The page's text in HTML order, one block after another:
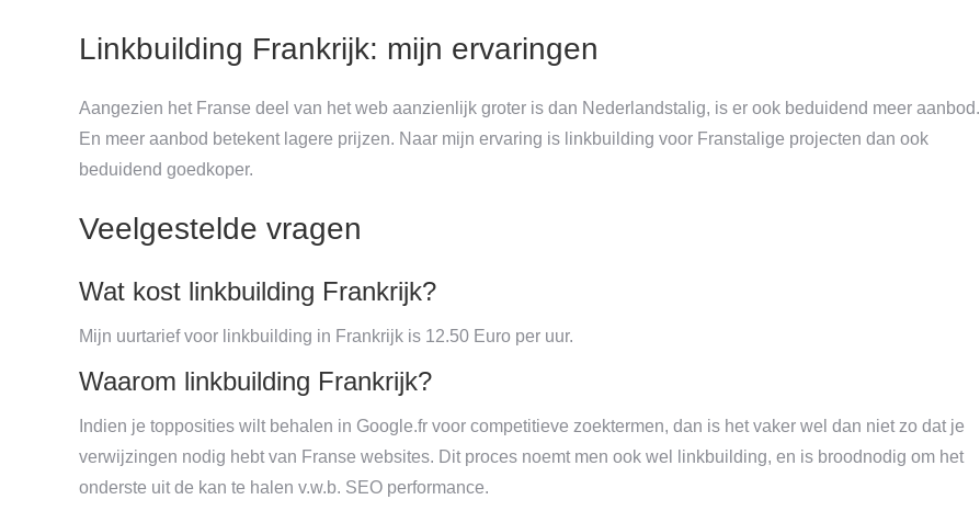
Linkbuilding Frankrijk: mijn ervaringen
Aangezien het Franse deel van het web aanzienlijk groter is dan Nederlandstalig, is er ook beduidend meer aanbod.
En meer aanbod betekent lagere prijzen. Naar mijn ervaring is linkbuilding voor Franstalige projecten dan ook
beduidend goedkoper.
Veelgestelde vragen
Wat kost linkbuilding Frankrijk?
Mijn uurtarief voor linkbuilding in Frankrijk is 12.50 Euro per uur.
Waarom linkbuilding Frankrijk?
Indien je topposities wilt behalen in Google.fr voor competitieve zoektermen, dan is het vaker wel dan niet zo dat je
verwijzingen nodig hebt van Franse websites. Dit proces noemt men ook wel linkbuilding, en is broodnodig om het
onderste uit de kan te halen v.w.b. SEO performance.